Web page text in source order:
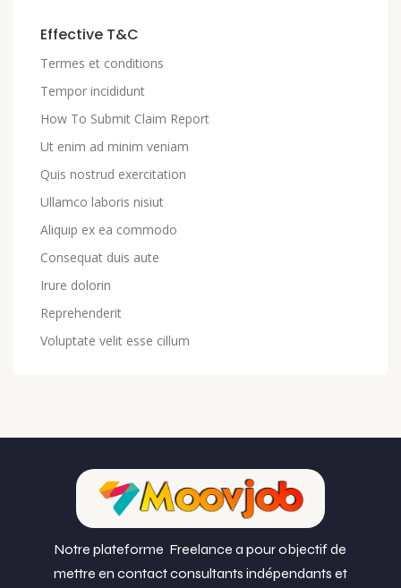
Effective T&C
Termes et conditions
Tempor incididunt
How To Submit Claim Report
Ut enim ad minim veniam
Quis nostrud exercitation
Ullamco laboris nisiut
Aliquip ex ea commodo
Consequat duis aute
Irure dolorin
Reprehenderit
Voluptate velit esse cillum
Notre plateforme Freelance a pour objectif de
mettre en contact consultants indépendants et